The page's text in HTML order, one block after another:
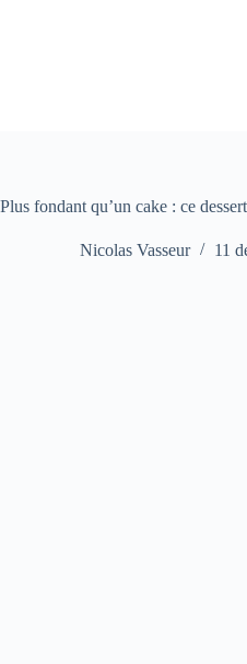
Plus fondant qu’un cake : ce
Nicolas Vasseur 11